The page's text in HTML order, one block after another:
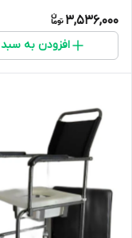
3,536,000
افزودن به سبد